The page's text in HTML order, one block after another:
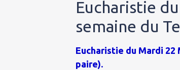
Eucharistie
semaine du
Eucharistie du Mardi 22
paire).